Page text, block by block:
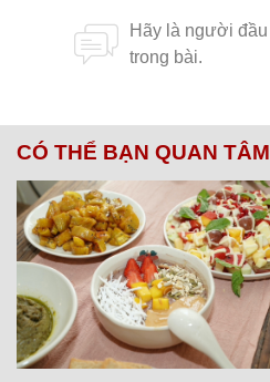
CÓ THỂ BẠN QUAN TÂM